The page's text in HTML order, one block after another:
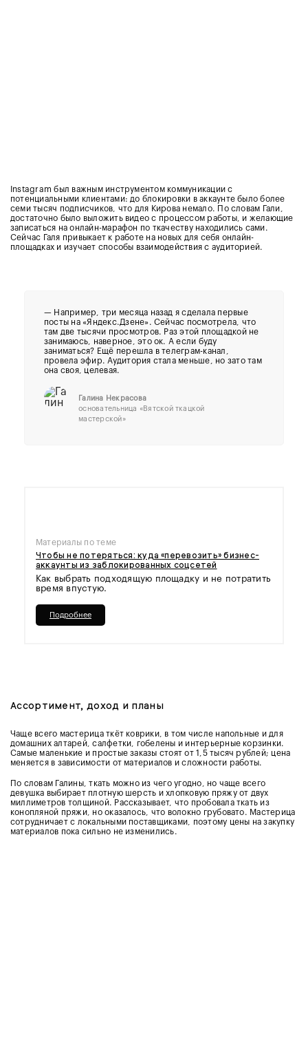
Instagram был важным инструментом коммуникации с
потенциальными клиентами: до блокировки в аккаунте было более
семи тысяч подписчиков, что для Кирова немало. По словам Гали,
достаточно было выложить видео с процессом работы, и желающие
записаться на онлайн-марафон по ткачеству находились сами.
Сейчас Галя привыкает к работе на новых для себя онлайн-
площадках и изучает способы взаимодействия с аудиторией.
— Например, три месяца назад я сделала первые
посты на «Яндекс.Дзене». Сейчас посмотрела, что
там две тысячи просмотров. Раз этой площадкой не
занимаюсь, наверное, это ок. А если буду
заниматься? Ещё перешла в телеграм-канал,
провела эфир. Аудитория стала меньше, но зато там
она своя, целевая.
Галина Некрасова
основательница «Вятской ткацкой
мастерской»
Материалы по теме
Чтобы не потеряться: куда «перевозить» бизнес-
аккаунты из заблокированных соцсетей
Как выбрать подходящую площадку и не потратить
время впустую.
Подробнее
Ассортимент, доход и планы
Чаще всего мастерица ткёт коврики, в том числе напольные и для
домашних алтарей, салфетки, гобелены и интерьерные корзинки.
Самые маленькие и простые заказы стоят от 1,5 тысяч рублей; цена
меняется в зависимости от материалов и сложности работы.
По словам Галины, ткать можно из чего угодно, но чаще всего
девушка выбирает плотную шерсть и хлопковую пряжу от двух
миллиметров толщиной. Рассказывает, что пробовала ткать из
конопляной пряжи, но оказалось, что волокно грубовато. Мастерица
сотрудничает с локальными поставщиками, поэтому цены на закупку
материалов пока сильно не изменились.